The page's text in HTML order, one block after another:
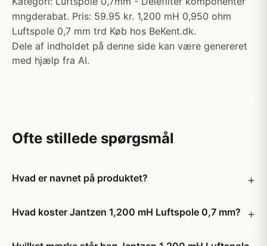
mngderabat. Pris: 59.95 kr. 1,200 mH 0,950 ohm
Luftspole 0,7 mm trd Køb hos BeKent.dk.
Dele af indholdet på denne side kan være genereret
med hjælp fra AI.
Ofte stillede spørgsmål
Hvad er navnet på produktet?
Hvad koster Jantzen 1,200 mH Luftspole 0,7 mm?